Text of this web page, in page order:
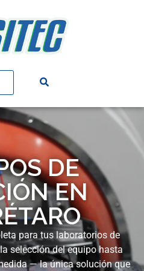
DE
EN
para tus laboratorios de
selección del equipo hasta
— la única solución que